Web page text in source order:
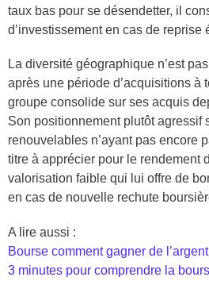
taux bas pour se désendetter, il
d’investissement en cas de reprise
La diversité géographique n’est
après une période d’acquisitions à
groupe consolide sur ses acquis
Son positionnement plutôt agressif
renouvelables n’ayant pas encore
titre à apprécier pour le rendement
valorisation faible qui lui offre de
en cas de nouvelle rechute
A lire aussi :
Bourse comment gagner de
3 minutes pour comprendre la